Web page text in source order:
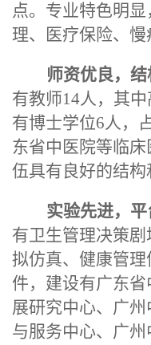
点。专业特色明
理、医疗保险、慢
师资优良，结
有教师14人，其
有博士学位6人，
东省中医院等临
伍具有良好的结构
实验先进，平
有卫生管理决策
拟仿真、健康管理
件，建设有广东
展研究中心、广
与服务中心、广